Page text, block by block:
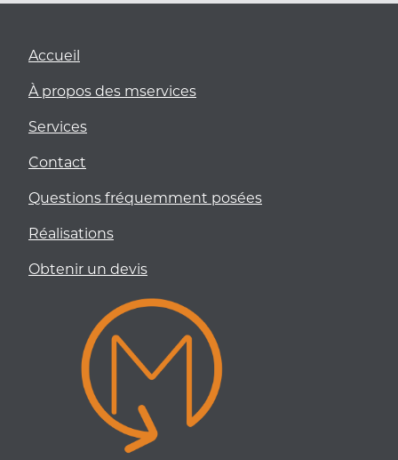
Accueil
À propos des mservices
Services
Contact
Questions fréquemment posées
Réalisations
Obtenir un devis